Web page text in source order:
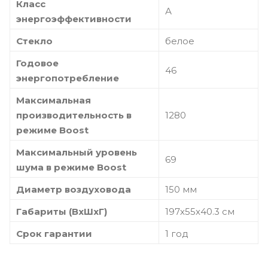
Класс
энергоэффективности
А
Стекло
белое
Годовое
энергопотребление
46
Максимальная
производительность в
режиме Boost
1280
Максимальный уровень
шума в режиме Boost
69
Диаметр воздуховода
150 мм
Габариты (ВхШхГ)
197х55х40.3 см
Срок гарантии
1 год